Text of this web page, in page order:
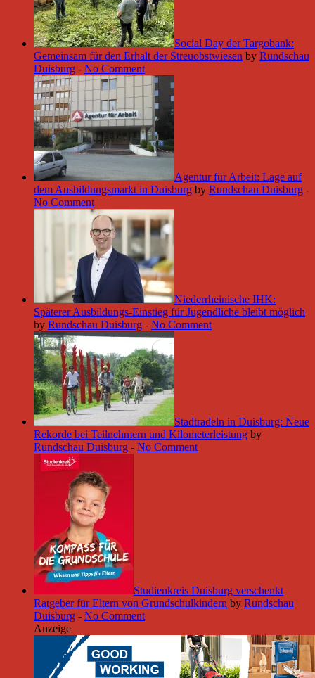
Social Day der Targobank:
Gemeinsam für den Erhalt der Streuobstwiesen by Rundschau
Duisburg - No Comment
Agentur für Arbeit: Lage auf
dem Ausbildungsmarkt in Duisburg by Rundschau Duisburg -
No Comment
Niederrheinische IHK:
Späterer Ausbildungs-Einstieg für Jugendliche bleibt möglich
by Rundschau Duisburg - No Comment
Stadtradeln in Duisburg: Neue
Rekorde bei Teilnehmern und Kilometerleistung by
Rundschau Duisburg - No Comment
Studienkreis Duisburg verschenkt
Ratgeber für Eltern von Grundschulkindern by Rundschau
Duisburg - No Comment
Anzeige